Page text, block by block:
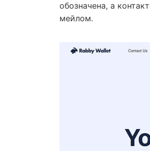
обозначена, а
мейлом.